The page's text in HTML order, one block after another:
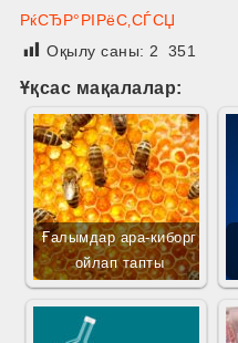
РќСЂР°РІРёС‚СЃСЏ
Оқылу саны: 2 351
Ұқсас мақалалар:
Ғалымдар ара-киборг
ойлап тапты